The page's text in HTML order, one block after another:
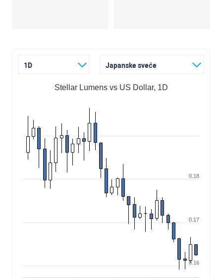
1D Japanske sveće
Stellar Lumens vs US Dollar, 1D
0.16
0.17
0.18